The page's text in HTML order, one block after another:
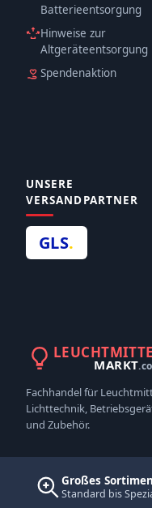
Batterieentsorgung
Hinweise zur
Altgeräteentsorgung
Spendenaktion
UNSERE
VERSANDPARTNER
GLS.
MARKT
Fachhandel für
Lichttechnik,
und Zubehör.
Großes
Standard bis